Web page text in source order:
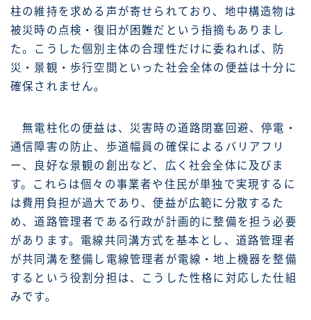
柱の維持を求める声が寄せられており、地中構造物は
被災時の点検・復旧が困難だという指摘もありまし
た。こうした個別主体の合理性だけに委ねれば、防
災・景観・歩行空間といった社会全体の便益は十分に
確保されません。
無電柱化の便益は、災害時の道路閉塞回避、停電・
通信障害の防止、歩道幅員の確保によるバリアフリ
ー、良好な景観の創出など、広く社会全体に及びま
す。これらは個々の事業者や住民が単独で実現するに
は費用負担が過大であり、便益が広範に分散するた
め、道路管理者である行政が計画的に整備を担う必要
があります。電線共同溝方式を基本とし、道路管理者
が共同溝を整備し電線管理者が電線・地上機器を整備
するという役割分担は、こうした性格に対応した仕組
みです。